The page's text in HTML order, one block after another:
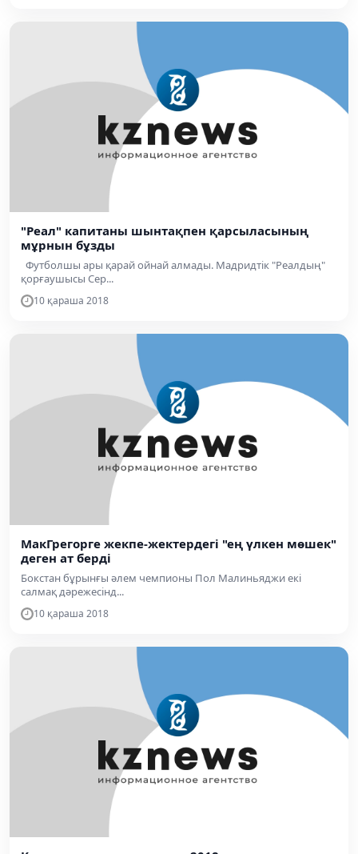
"Реал" капитаны шынтақпен қарсыласының
мұрнын бұзды
Футболшы ары қарай ойнай алмады. Мадридтік "Реалдың"
қорғаушысы Сер...
10 қараша 2018
МакГрегорге жекпе-жектердегі "ең үлкен мөшек"
деген ат берді
Бокстан бұрынғы әлем чемпионы Пол Малиньяджи екі
салмақ дәрежесінд...
10 қараша 2018